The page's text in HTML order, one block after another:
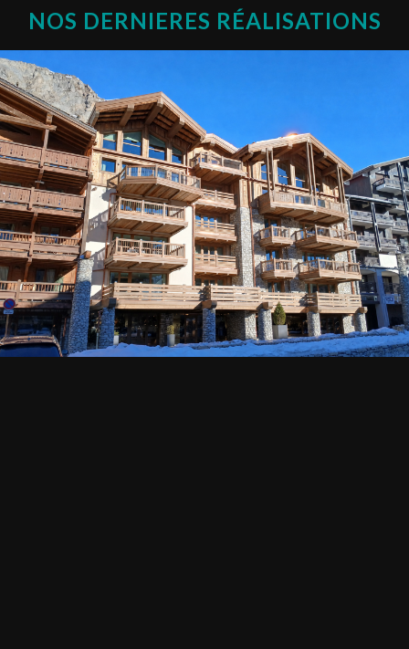
NOS DERNIERES RÉALISATIONS